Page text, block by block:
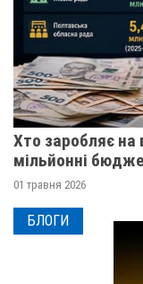
Хто заробляє на
мільйонні
01 травня 2026
БЛОГИ